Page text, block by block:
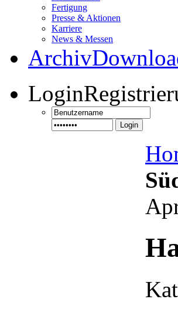
Fertigung
Presse & Aktionen
Karriere
News & Messen
Archiv
Login
Login